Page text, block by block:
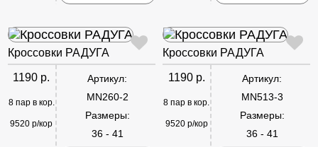
Кроссовки РАДУГА
1190 р.
8 пар в кор.
9520 р/кор
Артикул:
MN260-2
Размеры:
36 - 41
Кроссовки РАДУГА
1190 р.
8 пар в кор.
9520 р/кор
Артикул:
MN513-3
Размеры:
36 - 41